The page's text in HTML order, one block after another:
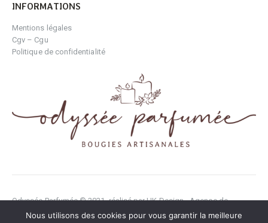
INFORMATIONS
Mentions légales
Cgv – Cgu
Politique de confidentialité
Odyssée Parfumée © 2021. réalisé par UK Design - Agence de
création Site Web & Print
Nous utilisons des cookies pour vous garantir la meilleure